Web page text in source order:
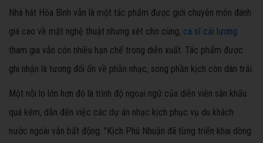
Nhà hát Hòa Bình vẫn là một tác phẩm được giới chuyên môn đánh
giá cao về mặt nghệ thuật nhưng xét cho cùng, ca sĩ cải lương
tham gia vẫn còn nhiều hạn chế trong diễn xuất. Tác phẩm được
ghi nhận là tương đối ổn về phần nhạc, song phần kịch còn dàn trải.
Một nỗi lo lớn hơn đó là trình độ ngoại ngữ của diễn viên sân khấu
quá kém, dẫn đến việc các dự án nhạc kịch phục vụ du khách
nước ngoài vẫn bất động. "Kịch Phú Nhuận đã từng triển khai dòng